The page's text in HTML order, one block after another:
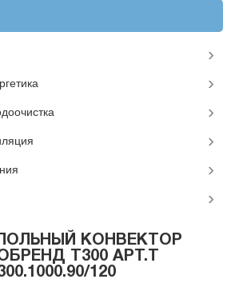
КОНВЕКТОР
T300 АРТ.T
120